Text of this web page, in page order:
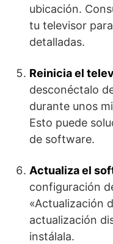
ubicación.
tu televisor
detalladas.
Reinicia el
desconéctalo
durante unos
Esto puede
de software.
Actualiza el
configuración
«Actualización
actualización
instálala.